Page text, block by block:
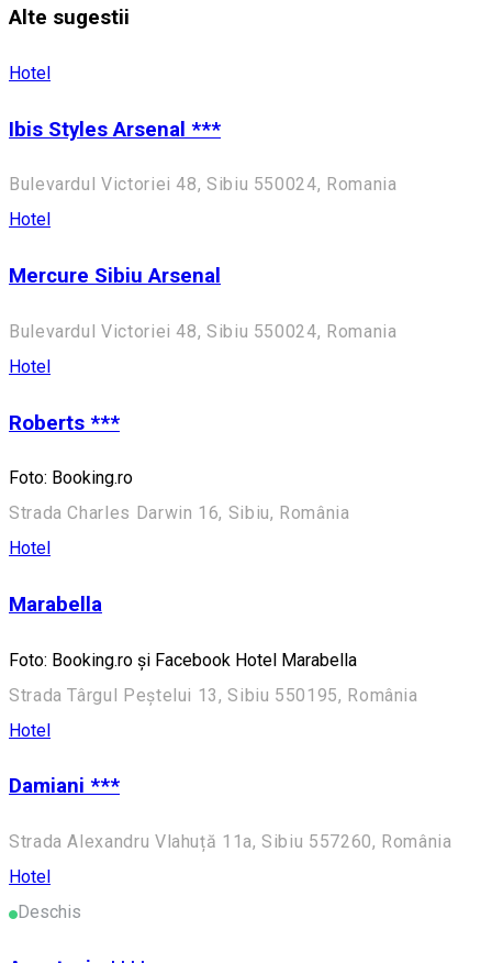
Alte sugestii
Hotel
Ibis Styles Arsenal ***
Bulevardul Victoriei 48, Sibiu 550024, Romania
Hotel
Mercure Sibiu Arsenal
Bulevardul Victoriei 48, Sibiu 550024, Romania
Hotel
Roberts ***
Foto: Booking.ro
Strada Charles Darwin 16, Sibiu, România
Hotel
Marabella
Foto: Booking.ro și Facebook Hotel Marabella
Strada Târgul Peștelui 13, Sibiu 550195, România
Hotel
Damiani ***
Strada Alexandru Vlahuță 11a, Sibiu 557260, România
Hotel
Deschis